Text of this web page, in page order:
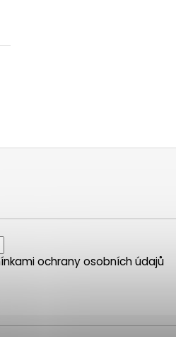
ochrany osobních údajů